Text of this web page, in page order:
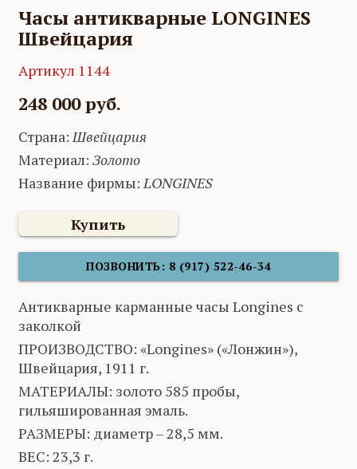
Часы антикварные LONGINES
Швейцария
Артикул 1144
248 000 руб.
Страна:Швейцария
Материал:Золото
Название фирмы:LONGINES
Купить
ПОЗВОНИТЬ: 8 (917) 522-46-34
Антикварные карманные часы Longines с
заколкой
ПРОИЗВОДСТВО: «Longines» («Лонжин»),
Швейцария, 1911 г.
МАТЕРИАЛЫ: золото 585 пробы,
гильяшированная эмаль.
РАЗМЕРЫ: диаметр – 28,5 мм.
ВЕС: 23,3 г.